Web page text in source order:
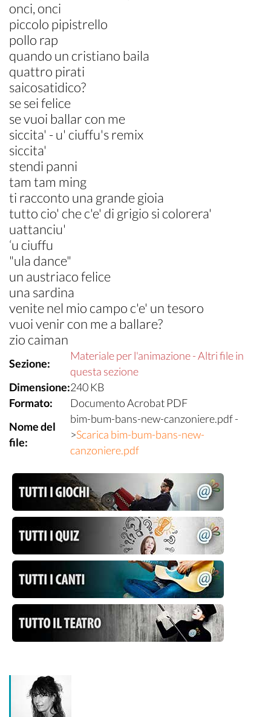
onci, onci
piccolo pipistrello
pollo rap
quando un cristiano baila
quattro pirati
saicosatidico?
se sei felice
se vuoi ballar con me
siccita' - u' ciuffu's remix
siccita'
stendi panni
tam tam ming
ti racconto una grande gioia
tutto cio' che c'e' di grigio si colorera'
uattanciu'
‘u ciuffu
"ula dance"
un austriaco felice
una sardina
venite nel mio campo c'e' un tesoro
vuoi venir con me a ballare?
zio caiman
Sezione:
Materiale per l'animazione - Altri file in
questa sezione
Dimensione:240 KB
Formato:
Documento Acrobat PDF
Nome del
file:
bim-bum-bans-new-canzoniere.pdf -
>Scarica bim-bum-bans-new-
canzoniere.pdf